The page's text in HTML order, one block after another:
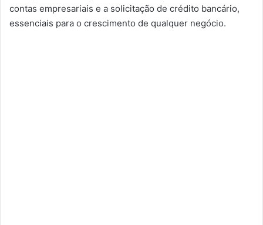
contas empresariais e a solicitação de crédito bancário,
essenciais para o crescimento de qualquer negócio.